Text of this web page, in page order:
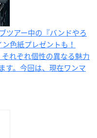
ツアー中の『バンドやろ
色紙プレゼントも！
れぞれ個性の異なる魅力
す。今回は、現在ワンマ